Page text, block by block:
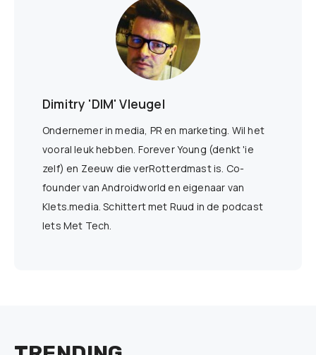
Dimitry 'DIM' Vleugel
Ondernemer in media, PR en marketing. Wil het
vooral leuk hebben. Forever Young (denkt 'ie
zelf) en Zeeuw die verRotterdmast is. Co-
founder van Androidworld en eigenaar van
Klets.media. Schittert met Ruud in de podcast
Iets Met Tech.